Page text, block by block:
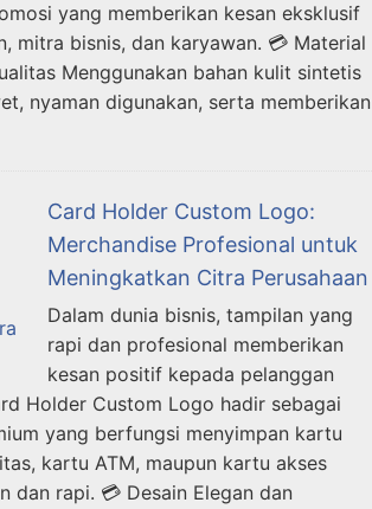
yang memberikan kesan eksklusif
mitra bisnis, dan karyawan. 💳 Material
Menggunakan bahan kulit sintetis
nyaman digunakan, serta memberikan
Card Holder Custom Logo:
Merchandise Profesional untuk
Meningkatkan Citra Perusahaan
Dalam dunia bisnis, tampilan yang
rapi dan profesional memberikan
kesan positif kepada pelanggan
Holder Custom Logo hadir sebagai
yang berfungsi menyimpan kartu
kartu ATM, maupun kartu akses
dan rapi. 💳 Desain Elegan dan